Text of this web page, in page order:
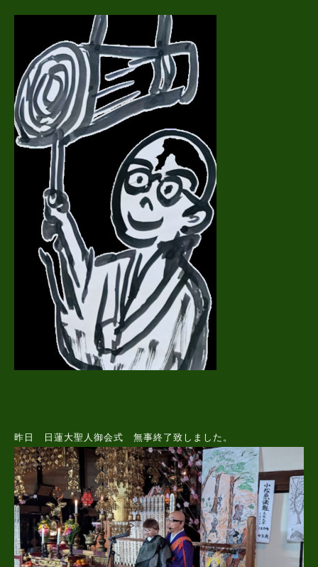
昨日 日蓮大聖人御会式 無事終了致しました。